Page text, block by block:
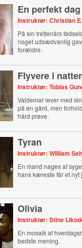
En perfekt dag
Instruktør: Christian
På sin trettenårs
noget udsædvanlig
forældre.
Flyvere i
Instruktør: Tobias
Valdemar lever med
på en gård, men
hård prøve.
Tyran
Instruktør: William
En mand nages af
hans kæreste får et nyt
Olivia
Instruktør: Stine
En mosaik af
bedste mening.